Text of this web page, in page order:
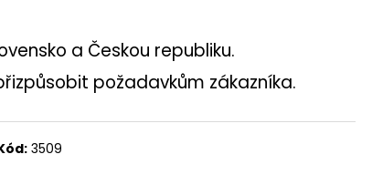
a Českou republiku.
požadavkům zákazníka.
3509